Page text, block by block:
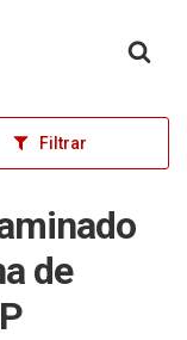
Filtrar
de